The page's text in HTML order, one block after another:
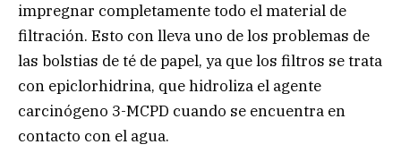
impregnar completamente todo el material de
filtración. Esto con lleva uno de los problemas de
las bolstias de té de papel, ya que los filtros se trata
con epiclorhidrina, que hidroliza el agente
carcinógeno 3-MCPD cuando se encuentra en
contacto con el agua.